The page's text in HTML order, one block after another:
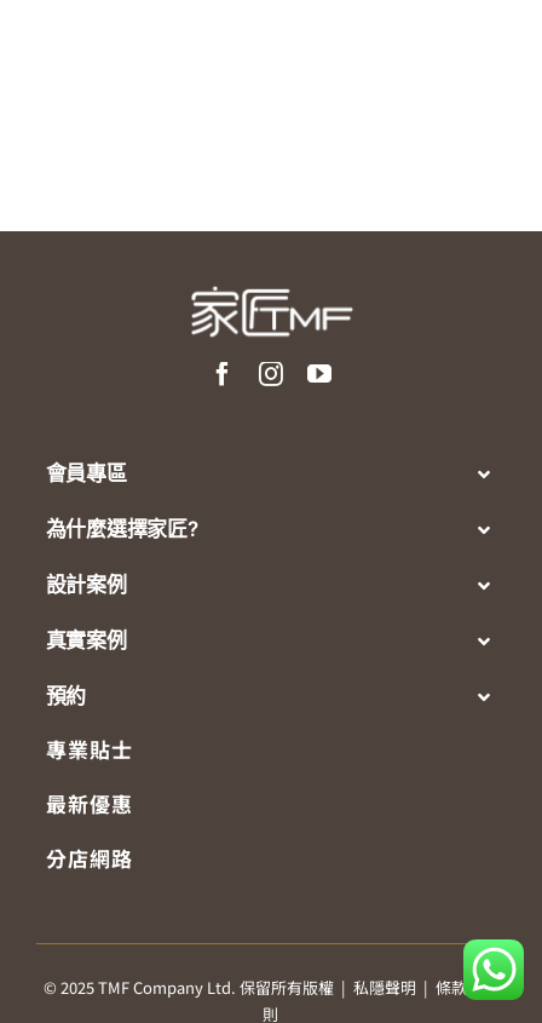
會員專區
為什麼選擇家匠?
設計案例
真實案例
預約
專業貼士
最新優惠
分店網路
© 2025 TMF Company Ltd. 保留所有版權 |私隱聲明 |條款及細
則